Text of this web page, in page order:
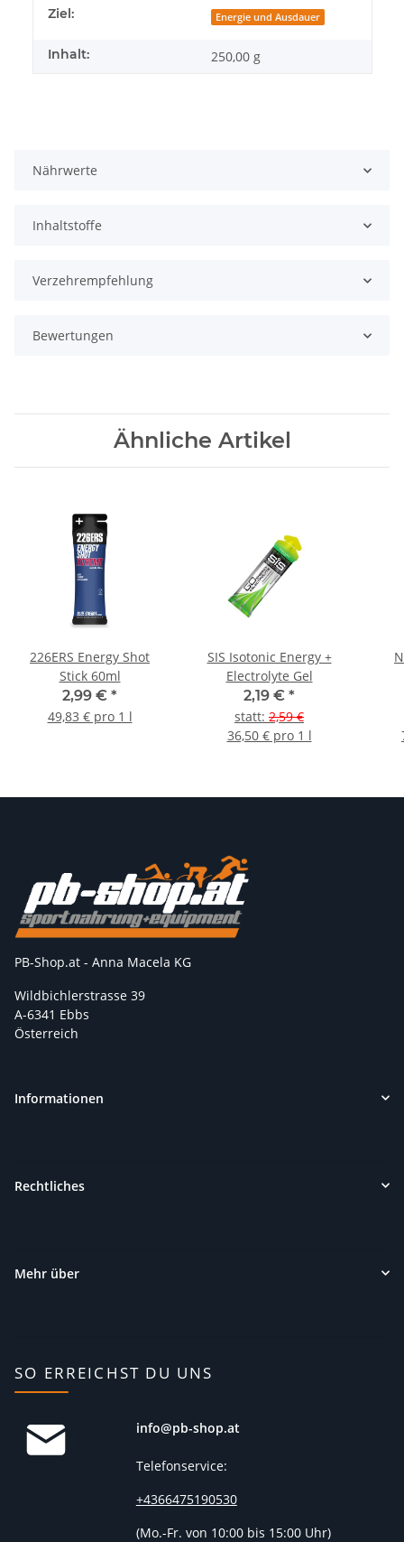
Ziel: Energie und Ausdauer
Inhalt: 250,00 g
Nährwerte
Inhaltstoffe
Verzehrempfehlung
Bewertungen
Ähnliche Artikel
226ERS Energy Shot
Stick 60ml
2,99 € *
49,83 € pro 1 l
SIS Isotonic Energy +
Electrolyte Gel
2,19 € *
statt: 2,59 €
36,50 € pro 1 l
PB-Shop.at - Anna Macela KG
Wildbichlerstrasse 39
A-6341 Ebbs
Österreich
Informationen
Rechtliches
Mehr über
SO ERREICHST DU UNS
info@pb-shop.at
Telefonservice:
+4366475190530
(Mo.-Fr. von 10:00 bis 15:00 Uhr)